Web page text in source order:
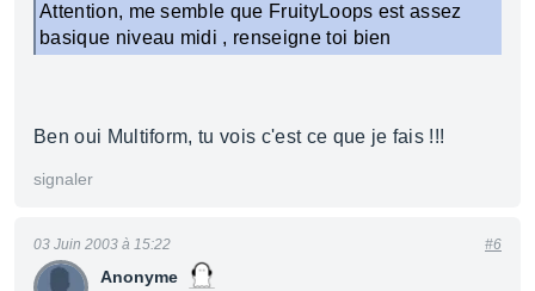
Attention, me semble que FruityLoops est assez
basique niveau midi , renseigne toi bien
Ben oui Multiform, tu vois c'est ce que je fais !!!
signaler
Anonyme
03 Juin 2003 à 15:22 #6